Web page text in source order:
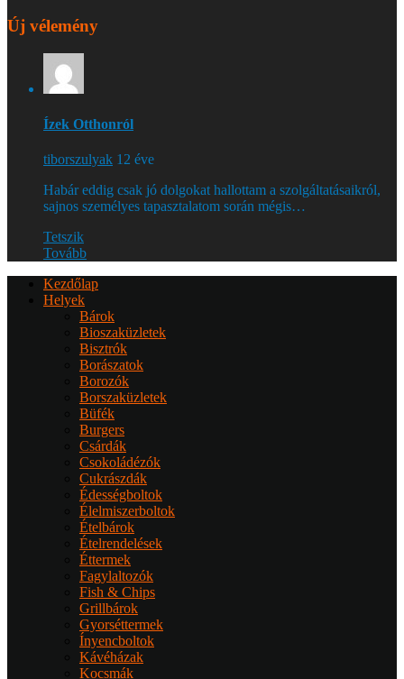
Új vélemény
Ízek Otthonról
tiborszulyak 12 éve
Habár eddig csak jó dolgokat hallottam a szolgáltatásaikról,
sajnos személyes tapasztalatom során mégis…
Tetszik
Tovább
Kezdőlap
Helyek
Bárok
Bioszaküzletek
Bisztrók
Borászatok
Borozók
Borszaküzletek
Büfék
Burgers
Csárdák
Csokoládézók
Cukrászdák
Édességboltok
Élelmiszerboltok
Ételbárok
Ételrendelések
Éttermek
Fagylaltozók
Fish & Chips
Grillbárok
Gyorséttermek
Ínyencboltok
Kávéházak
Kocsmák